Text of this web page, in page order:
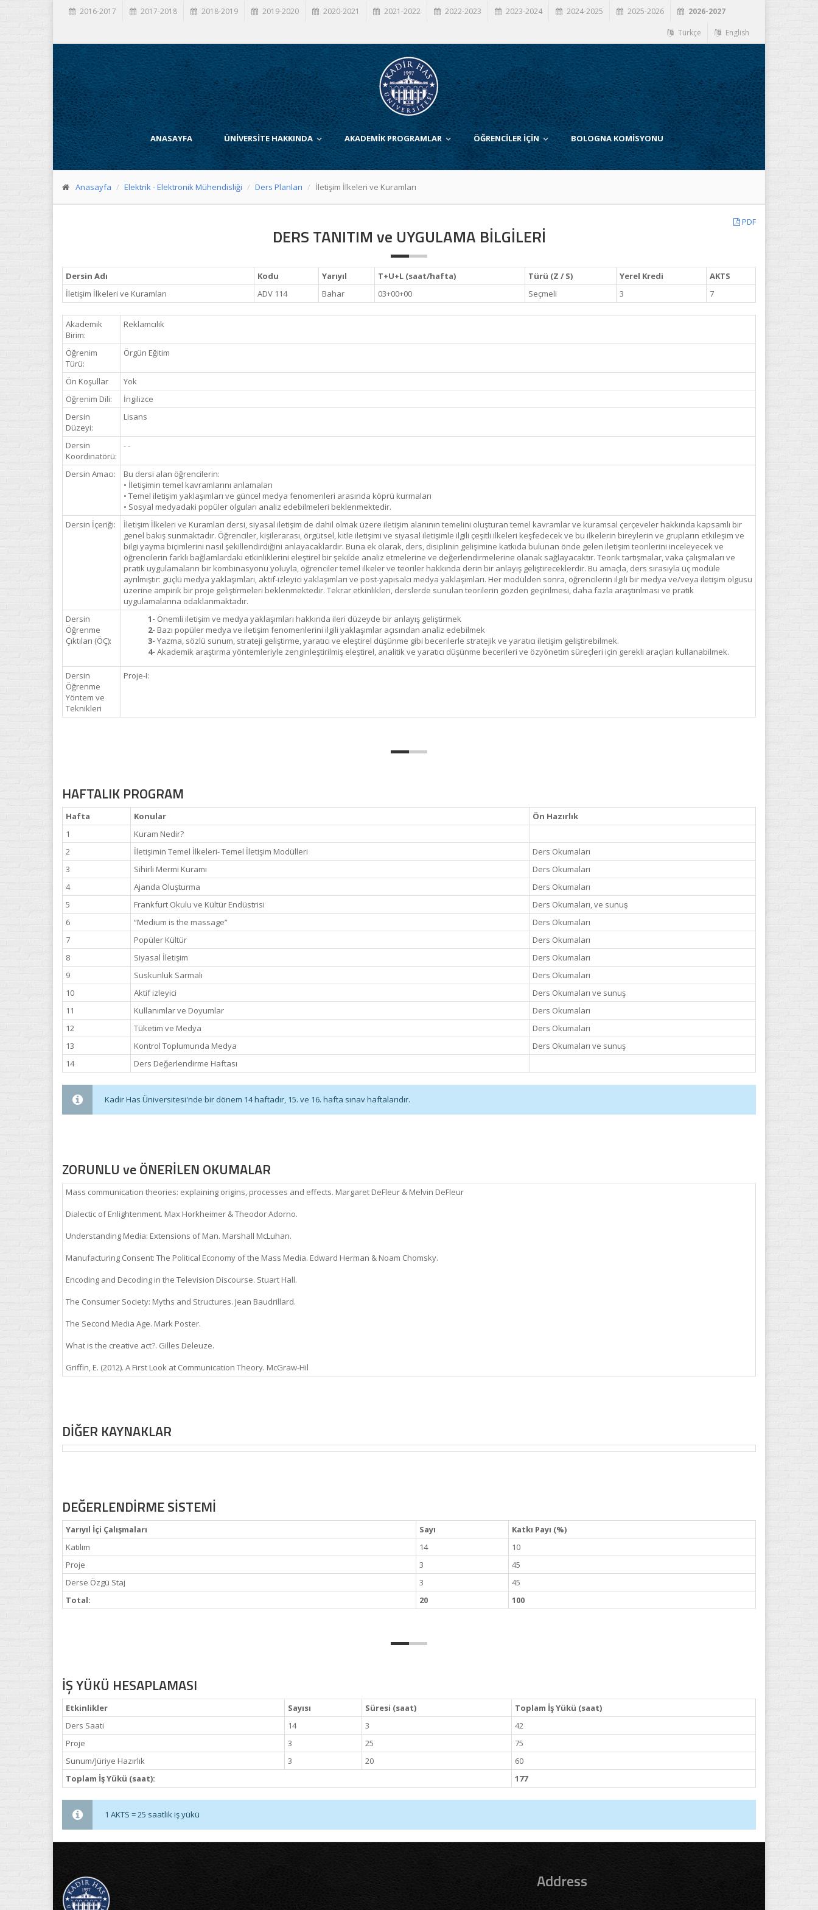
2016-2017 2017-2018 2018-2019 2019-2020 2020-2021 2021-2022 2022-2023 2023-2024 2024-2025 2025-2026 2026-2027
Türkçe English
ANASAYFA ÜNİVERSİTE HAKKINDA AKADEMİK PROGRAMLAR ÖĞRENCİLER İÇİN BOLOGNA KOMİSYONU
Anasayfa Elektrik - Elektronik Mühendisliği Ders Planları İletişim İlkeleri ve Kuramları
PDF
DERS TANITIM ve UYGULAMA BİLGİLERİ
Dersin Adı Kodu Yarıyıl T+U+L (saat/hafta) Türü (Z / S) Yerel Kredi
AKTS
İletişim İlkeleri ve Kuramları
ADV 114 Bahar 03+00+00 Seçmeli 3 7
Akademik
Birim:
Reklamcılık
Öğrenim
Türü:
Örgün Eğitim
Ön Koşullar
Yok
Öğrenim Dili:
İngilizce
Dersin
Düzeyi:
Lisans
Dersin
Koordinatörü:
- -
Dersin Amacı:
Bu dersi alan öğrencilerin:
• İletişimin temel kavramlarını anlamaları
• Temel iletişim yaklaşımları ve güncel medya fenomenleri arasında köprü kurmaları
• Sosyal medyadaki popüler olguları analiz edebilmeleri beklenmektedir.
Dersin İçeriği:
İletişim İlkeleri ve Kuramları dersi, siyasal iletişim de dahil olmak üzere iletişim alanının temelini oluşturan temel kavramlar ve kuramsal çerçeveler hakkında kapsamlı bir
genel bakış sunmaktadır. Öğrenciler, kişilerarası, örgütsel, kitle iletişimi ve siyasal iletişimle ilgili çeşitli ilkeleri keşfedecek ve bu ilkelerin bireylerin ve grupların etkileşim ve
bilgi yayma biçimlerini nasıl şekillendirdiğini anlayacaklardır. Buna ek olarak, ders, disiplinin gelişimine katkıda bulunan önde gelen iletişim teorilerini inceleyecek ve
öğrencilerin farklı bağlamlardaki etkinliklerini eleştirel bir şekilde analiz etmelerine ve değerlendirmelerine olanak sağlayacaktır. Teorik tartışmalar, vaka çalışmaları ve
pratik uygulamaların bir kombinasyonu yoluyla, öğrenciler temel ilkeler ve teoriler hakkında derin bir anlayış geliştireceklerdir. Bu amaçla, ders sırasıyla üç modüle
ayrılmıştır: güçlü medya yaklaşımları, aktif-izleyici yaklaşımları ve post-yapısalcı medya yaklaşımları. Her modülden sonra, öğrencilerin ilgili bir medya ve/veya iletişim olgusu
üzerine ampirik bir proje geliştirmeleri beklenmektedir. Tekrar etkinlikleri, derslerde sunulan teorilerin gözden geçirilmesi, daha fazla araştırılması ve pratik
uygulamalarına odaklanmaktadır.
Dersin
Öğrenme
Çıktıları (ÖÇ):
1- Önemli iletişim ve medya yaklaşımları hakkında ileri düzeyde bir anlayış geliştirmek
2- Bazı popüler medya ve iletişim fenomenlerini ilgili yaklaşımlar açısından analiz edebilmek
3- Yazma, sözlü sunum, strateji geliştirme, yaratıcı ve eleştirel düşünme gibi becerilerle stratejik ve yaratıcı iletişim geliştirebilmek.
4- Akademik araştırma yöntemleriyle zenginleştirilmiş eleştirel, analitik ve yaratıcı düşünme becerileri ve özyönetim süreçleri için gerekli araçları kullanabilmek.
Dersin
Öğrenme
Yöntem ve
Teknikleri
Proje-I:
HAFTALIK PROGRAM
Hafta Konular
Ön Hazırlık
1
Kuram Nedir?
2
İletişimin Temel İlkeleri- Temel İletişim Modülleri
Ders Okumaları
3
Sihirli Mermi Kuramı
Ders Okumaları
4
Ajanda Oluşturma
Ders Okumaları
5
Frankfurt Okulu ve Kültür Endüstrisi
Ders Okumaları, ve sunuş
6
“Medium is the massage”
Ders Okumaları
7
Popüler Kültür
Ders Okumaları
8
Siyasal İletişim
Ders Okumaları
9
Suskunluk Sarmalı
Ders Okumaları
10
Aktif izleyici
Ders Okumaları ve sunuş
11
Kullanımlar ve Doyumlar
Ders Okumaları
12
Tüketim ve Medya
Ders Okumaları
13
Kontrol Toplumunda Medya
Ders Okumaları ve sunuş
14
Ders Değerlendirme Haftası
Kadir Has Üniversitesi'nde bir dönem 14 haftadır, 15. ve 16. hafta sınav haftalarıdır.
ZORUNLU ve ÖNERİLEN OKUMALAR
Mass communication theories: explaining origins, processes and effects. Margaret DeFleur & Melvin DeFleur
Dialectic of Enlightenment. Max Horkheimer & Theodor Adorno.
Understanding Media: Extensions of Man. Marshall McLuhan.
Manufacturing Consent: The Political Economy of the Mass Media. Edward Herman & Noam Chomsky.
Encoding and Decoding in the Television Discourse. Stuart Hall.
The Consumer Society: Myths and Structures. Jean Baudrillard.
The Second Media Age. Mark Poster.
What is the creative act?. Gilles Deleuze.
Griffin, E. (2012). A First Look at Communication Theory. McGraw-Hil
DİĞER KAYNAKLAR
DEĞERLENDİRME SİSTEMİ
Yarıyıl İçi Çalışmaları Sayı
Katkı Payı (%)
Katılım
14
10
Proje
3
45
Derse Özgü Staj
3
45
Total:
20 100
İŞ YÜKÜ HESAPLAMASI
Etkinlikler Sayısı Süresi (saat)
Toplam İş Yükü (saat)
Ders Saati
14 3
42
Proje
3 25
75
Sunum/Jüriye Hazırlık
3 20
60
Toplam İş Yükü (saat):
177
1 AKTS = 25 saatlik iş yükü
Address